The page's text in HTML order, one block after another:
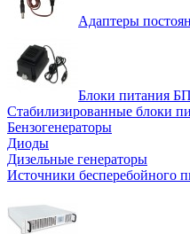
Адаптеры
Блоки питания
Стабилизированные блоки
Бензогенераторы
Диоды
Дизельные генераторы
Источники бесперебойного